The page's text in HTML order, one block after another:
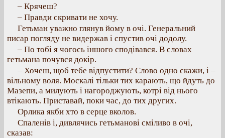
– Крячеш?
– Правди скривати не хочу.
Гетьман уважно глянув йому в очі. Генеральний
писар погляду не видержав і спустив очі додолу.
– По тобі я чогось іншого сподівався. В словах
гетьмана почувся докір.
– Хочеш, щоб тебе відпустити? Слово одно скажи, і –
вільному воля. Москалі тільки тих карають, що йдуть до
Мазепи, а милують і нагороджують, котрі від нього
втікають. Приставай, поки час, до тих других.
Орлика якби хто в серце вколов.
Спаленів і, дивлячись гетьманові сміливо в очі,
сказав: